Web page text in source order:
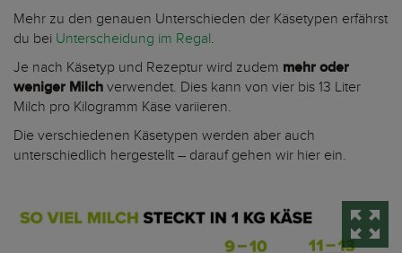
Mehr zu den genauen Unterschieden der Käsetypen erfährst
du bei Unterscheidung im Regal.
Je nach Käsetyp und Rezeptur wird zudem mehr oder
weniger Milch verwendet. Dies kann von vier bis 13 Liter
Milch pro Kilogramm Käse variieren.
Die verschiedenen Käsetypen werden aber auch
unterschiedlich hergestellt – darauf gehen wir hier ein.